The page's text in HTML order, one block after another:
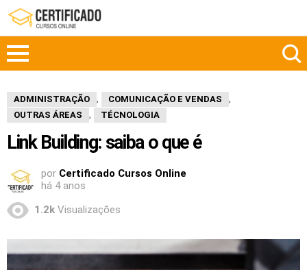
ADMINISTRAÇÃO , COMUNICAÇÃO E VENDAS ,
OUTRAS ÁREAS , TÉCNOLOGIA
Link Building: saiba o que é
por Certificado Cursos Online
há 4 anos
1.2k Visualizações